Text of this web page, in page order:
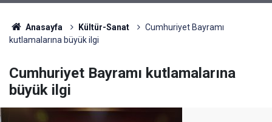
Anasayfa Kültür-Sanat
Cumhuriyet Bayramı
kutlamalarına büyük ilgi
Cumhuriyet Bayramı kutlamalarına
büyük ilgi